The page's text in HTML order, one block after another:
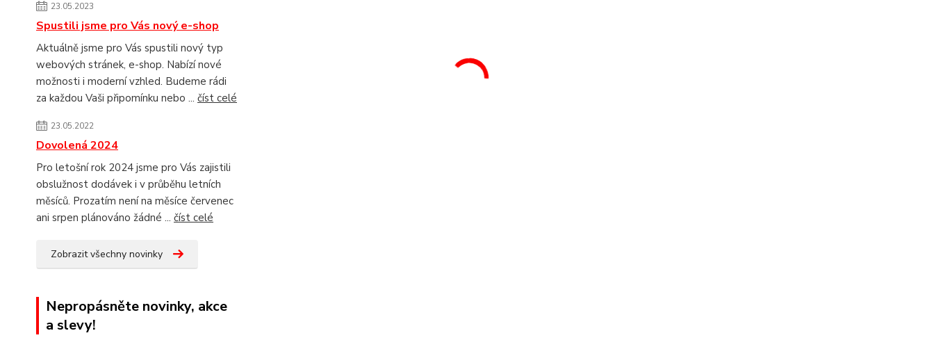
23.05.2023
Spustili jsme pro Vás nový e-shop
Aktuálně jsme pro Vás spustili nový typ
webových stránek, e-shop. Nabízí nové
možnosti i moderní vzhled. Budeme rádi
za každou Vaši připomínku nebo ... číst celé
23.05.2022
Dovolená 2024
Pro letošní rok 2024 jsme pro Vás zajistili
obslužnost dodávek i v průběhu letních
měsíců. Prozatím není na měsíce červenec
ani srpen plánováno žádné ... číst celé
Zobrazit všechny novinky
Nepropásněte novinky, akce
a slevy!